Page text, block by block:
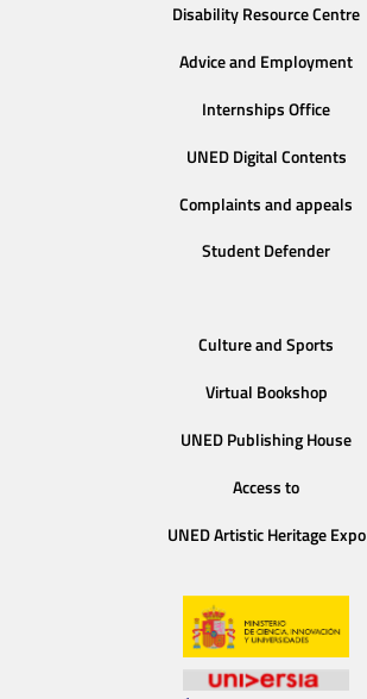
Disability Resource Centre
Advice and Employment
Internships Office
UNED Digital Contents
Complaints and appeals
Student Defender
Culture and Sports
Virtual Bookshop
UNED Publishing House
Access to
UNED Artistic Heritage Expo